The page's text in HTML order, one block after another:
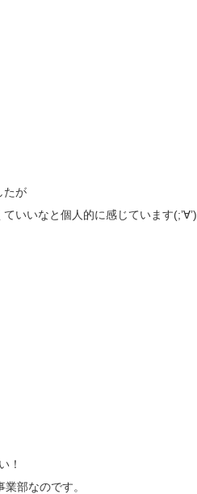
たが
いいなと個人的に感じています(;’∀’)
！
部なのです。